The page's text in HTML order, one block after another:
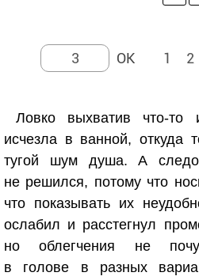
1 2
Ловко выхватив что-то
исчезла в ванной, откуда
тугой шум душа. А
не решился, потому что
что показывать их
ослабил и расстегнул
но облегчения не
в голове в разных